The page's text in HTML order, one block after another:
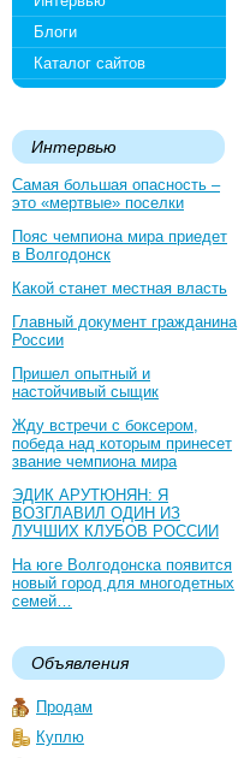
Блоги
Каталог сайтов
Интервью
Самая большая опасность –
это «мертвые» поселки
Пояс чемпиона мира приедет
в Волгодонск
Какой станет местная власть
Главный документ гражданина
России
Пришел опытный и
настойчивый сыщик
Жду встречи с боксером,
победа над которым принесет
звание чемпиона мира
ЭДИК АРУТЮНЯН: Я
ВОЗГЛАВИЛ ОДИН ИЗ
ЛУЧШИХ КЛУБОВ РОССИИ
На юге Волгодонска появится
новый город для многодетных
семей…
Объявления
Продам
Куплю